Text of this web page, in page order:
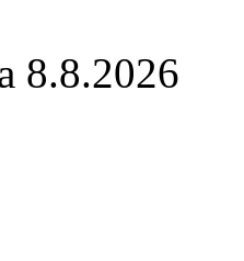
8.8.2026